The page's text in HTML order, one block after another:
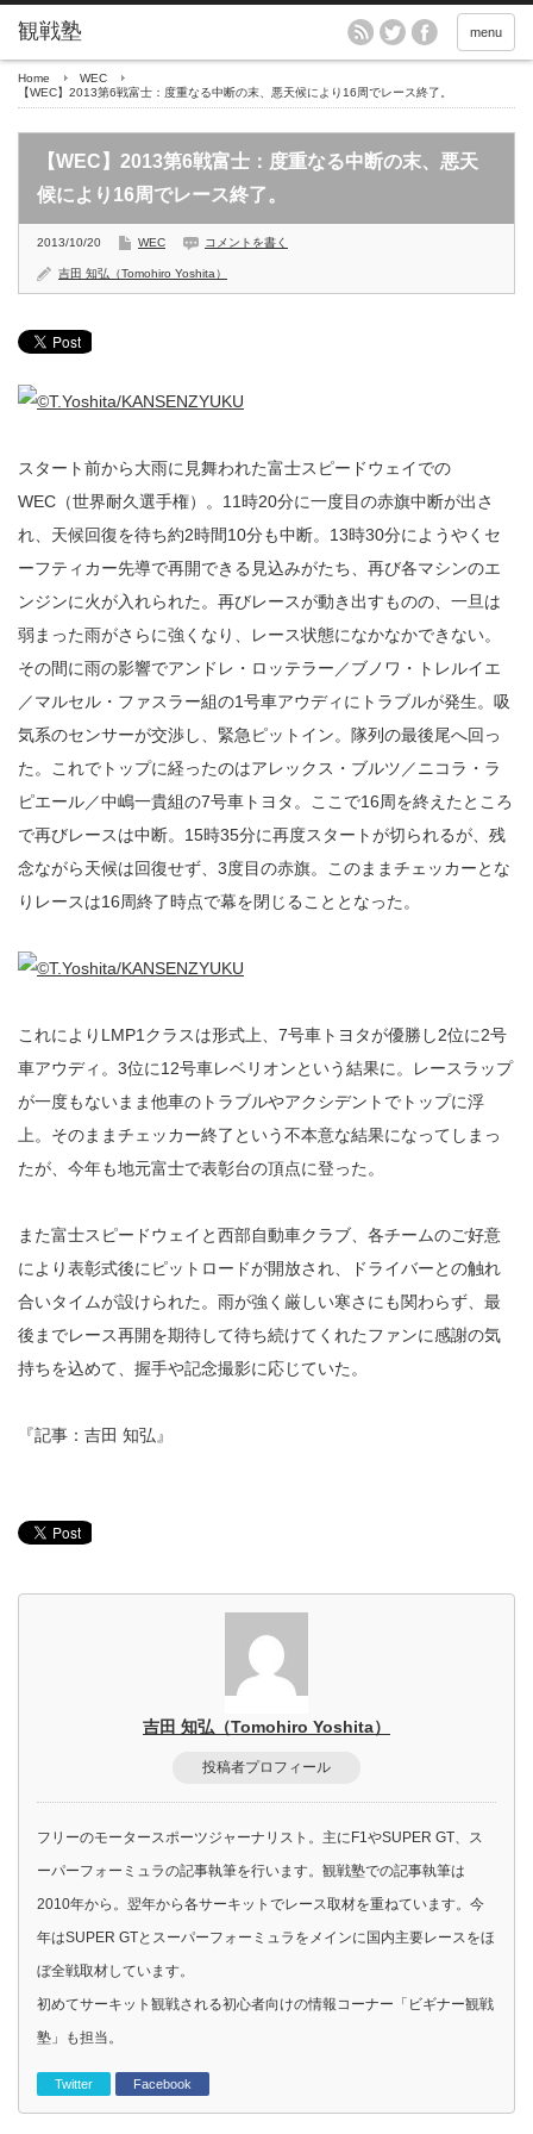
menu
Home
WEC
【WEC】2013第6戦富士：度重なる中断の末、悪天候により16周でレース終了。
【WEC】2013第6戦富士：度重なる中断の末、悪天
候により16周でレース終了。
2013/10/20 WEC コメントを書く
吉田 知弘（Tomohiro Yoshita）
スタート前から大雨に見舞われた富士スピードウェイでの
WEC（世界耐久選手権）。11時20分に一度目の赤旗中断が出さ
れ、天候回復を待ち約2時間10分も中断。13時30分にようやくセ
ーフティカー先導で再開できる見込みがたち、再び各マシンのエ
ンジンに火が入れられた。再びレースが動き出すものの、一旦は
弱まった雨がさらに強くなり、レース状態になかなかできない。
その間に雨の影響でアンドレ・ロッテラー／ブノワ・トレルイエ
／マルセル・ファスラー組の1号車アウディにトラブルが発生。吸
気系のセンサーが交渉し、緊急ピットイン。隊列の最後尾へ回っ
た。これでトップに経ったのはアレックス・ブルツ／ニコラ・ラ
ピエール／中嶋一貴組の7号車トヨタ。ここで16周を終えたところ
で再びレースは中断。15時35分に再度スタートが切られるが、残
念ながら天候は回復せず、3度目の赤旗。このままチェッカーとな
りレースは16周終了時点で幕を閉じることとなった。
これによりLMP1クラスは形式上、7号車トヨタが優勝し2位に2号
車アウディ。3位に12号車レベリオンという結果に。レースラップ
が一度もないまま他車のトラブルやアクシデントでトップに浮
上。そのままチェッカー終了という不本意な結果になってしまっ
たが、今年も地元富士で表彰台の頂点に登った。
また富士スピードウェイと西部自動車クラブ、各チームのご好意
により表彰式後にピットロードが開放され、ドライバーとの触れ
合いタイムが設けられた。雨が強く厳しい寒さにも関わらず、最
後までレース再開を期待して待ち続けてくれたファンに感謝の気
持ちを込めて、握手や記念撮影に応じていた。
『記事：吉田 知弘』
吉田 知弘（Tomohiro Yoshita）
投稿者プロフィール
フリーのモータースポーツジャーナリスト。主にF1やSUPER GT、ス
ーパーフォーミュラの記事執筆を行います。観戦塾での記事執筆は
2010年から。翌年から各サーキットでレース取材を重ねています。今
年はSUPER GTとスーパーフォーミュラをメインに国内主要レースをほ
ぼ全戦取材しています。
初めてサーキット観戦される初心者向けの情報コーナー「ビギナー観戦
塾」も担当。
Twitter Facebook